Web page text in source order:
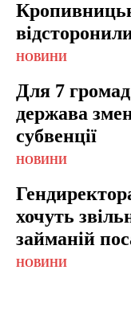
НОВИНИ
Для 7
держава
субвенції
НОВИНИ
хочуть
займаній
НОВИНИ